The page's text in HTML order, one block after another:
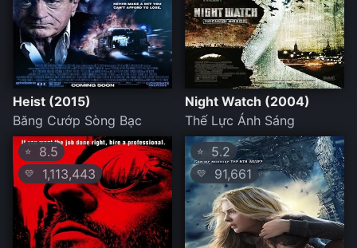
Heist (2015)
Băng Cướp Sòng Bạc
Night Watch (2004)
Thế Lực Ánh Sáng
⭐ 8.5
💛 1,113,443
⭐ 5.2
💛 91,661